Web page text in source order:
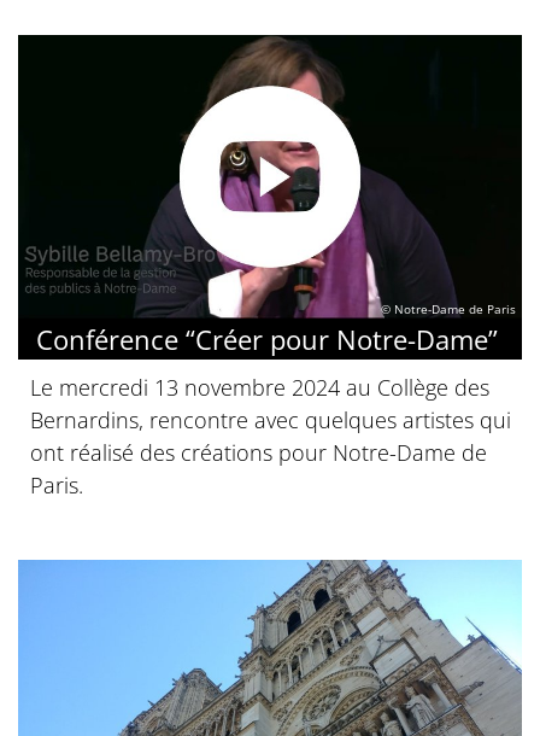
© Notre-Dame de Paris
Conférence “Créer pour Notre-Dame”
Le mercredi 13 novembre 2024 au Collège des
Bernardins, rencontre avec quelques artistes qui
ont réalisé des créations pour Notre-Dame de
Paris.